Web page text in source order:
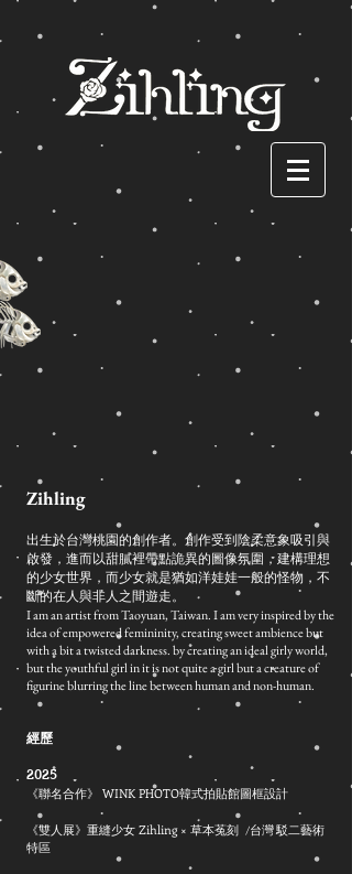
​Zihling
出生於台灣桃園的創作者。創作受到陰柔意象吸引與
啟發，進而以甜膩裡帶點詭異的圖像氛圍，建構理想
的少女世界，而少女就是猶如洋娃娃一般的怪物，不
斷的在人與非人之間遊走。
I am an artist from Taoyuan, Taiwan. I am very inspired by the
idea of empowered femininity, creating sweet ambience but
with a bit a twisted darkness. by creating an ideal girly world,
but the youthful girl in it is not quite a girl but a creature of
figurine blurring the line between human and non-human.
經歷
2025
《聯名合作》 WINK PHOTO韓式拍貼館圖框設計
《雙人展》重縫少女 Zihling × 草本菟刻 /台灣 駁二藝術
特區